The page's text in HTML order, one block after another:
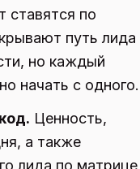
ставятся по
путь лида
но каждый
начать с одного.
Ценность,
а также
лида по матрице